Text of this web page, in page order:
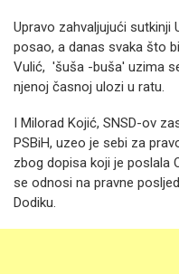
Upravo zahvaljujući sutkinji
posao, a danas svaka što
Vulić, 'šuša -buša' uzima
njenoj časnoj ulozi u ratu.
I Milorad Kojić, SNSD-ov
PSBiH, uzeo je sebi za
zbog dopisa koji je poslala
se odnosi na pravne
Dodiku.